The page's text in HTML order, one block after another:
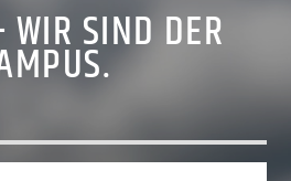
WIR SIND DER